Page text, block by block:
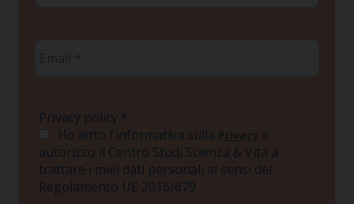
Privacy policy *
Ho letto l'informativa sulla Privacy e
autorizzo il Centro Studi Scienza & Vita a
trattare i miei dati personali ai sensi del
Regolamento UE 2016/679